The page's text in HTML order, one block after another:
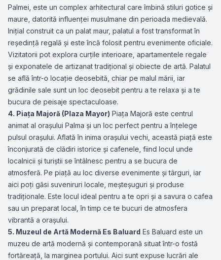
Palmei, este un complex arhitectural care îmbină stiluri gotice și
maure, datorită influenței musulmane din perioada medievală.
Inițial construit ca un palat maur, palatul a fost transformat în
reședință regală și este încă folosit pentru evenimente oficiale.
Vizitatorii pot explora curțile interioare, apartamentele regale
și exponatele de artizanat tradițional și obiecte de artă. Palatul
se află într-o locație deosebită, chiar pe malul mării, iar
grădinile sale sunt un loc deosebit pentru a te relaxa și a te
bucura de peisaje spectaculoase.
4. Piața Majoră (Plaza Mayor) Piața Majoră este centrul
animat al orașului Palma și un loc perfect pentru a înțelege
pulsul orașului. Aflată în inima orașului vechi, această piață este
înconjurată de clădiri istorice și cafenele, fiind locul unde
localnicii și turiștii se întâlnesc pentru a se bucura de
atmosferă. Pe piață au loc diverse evenimente și târguri, iar
aici poți găsi suveniruri locale, meșteșuguri și produse
tradiționale. Este locul ideal pentru a te opri și a savura o cafea
sau un preparat local, în timp ce te bucuri de atmosfera
vibrantă a orașului.
5. Muzeul de Artă Modernă Es Baluard Es Baluard este un
muzeu de artă modernă și contemporană situat într-o fostă
fortăreață, la marginea portului. Aici sunt expuse lucrări ale